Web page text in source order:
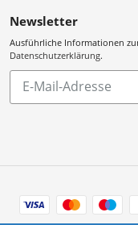
Newsletter
Ausführliche Informationen
Datenschutzerklärung.
Abonnieren
unsere
Zahlungsarten